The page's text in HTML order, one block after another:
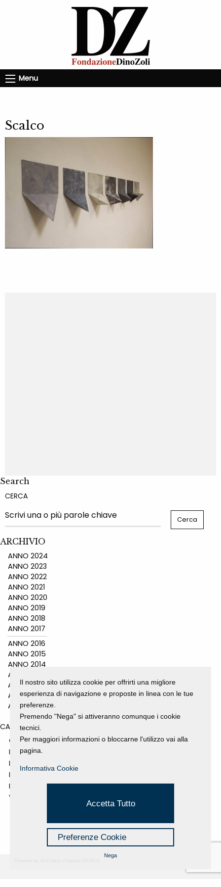
Menu
Scalco
Search
CERCA
ARCHIVIO
ANNO 2024
ANNO 2023
ANNO 2022
ANNO 2021
ANNO 2020
ANNO 2019
ANNO 2018
ANNO 2017
ANNO 2016
ANNO 2015
ANNO 2014
ANNO 2011
ANNO 2010
ANNO 2009
ANNO 2008
CATEGORIES
GALLERY
MOSTRE E EVENTI
NEWS
PROGETTI SOSTENUTI
RASSEGNA STAMPA
VIDEO
Il nostro sito utilizza cookie per offrirti una migliore
esperienza di navigazione e proposte in linea con le tue
preferenze.
Premendo "Nega" si attiveranno comunque i cookie
tecnici.
Per maggiori informazioni o bloccarne l'utilizzo vai alla
pagina.
Informativa Cookie
Accetta Tutto
Preferenze Cookie
Nega